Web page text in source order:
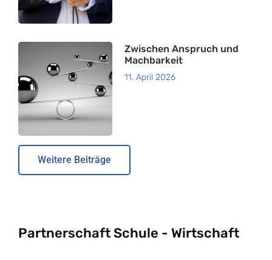
Zwischen Anspruch und
Machbarkeit
11. April 2026
Weitere Beiträge
Partnerschaft Schule - Wirtschaft